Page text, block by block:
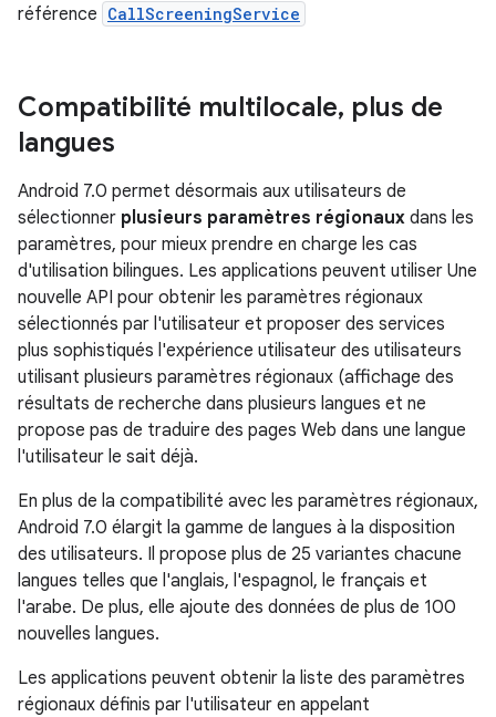
référence CallScreeningService
Compatibilité multilocale, plus de
langues
Android 7.0 permet désormais aux utilisateurs de
sélectionner plusieurs paramètres régionaux dans les
paramètres, pour mieux prendre en charge les cas
d'utilisation bilingues. Les applications peuvent utiliser Une
nouvelle API pour obtenir les paramètres régionaux
sélectionnés par l'utilisateur et proposer des services
plus sophistiqués l'expérience utilisateur des utilisateurs
utilisant plusieurs paramètres régionaux (affichage des
résultats de recherche dans plusieurs langues et ne
propose pas de traduire des pages Web dans une langue
l'utilisateur le sait déjà.
En plus de la compatibilité avec les paramètres régionaux,
Android 7.0 élargit la gamme de langues à la disposition
des utilisateurs. Il propose plus de 25 variantes chacune
langues telles que l'anglais, l'espagnol, le français et
l'arabe. De plus, elle ajoute des données de plus de 100
nouvelles langues.
Les applications peuvent obtenir la liste des paramètres
régionaux définis par l'utilisateur en appelant